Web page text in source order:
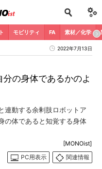
モビリティ FA 素材／化学
2022年7月13日
の身体であるかのよ
連動する余剰肢ロボットア
の体であると知覚する身体
[MONOist]
PC用表示
関連情報